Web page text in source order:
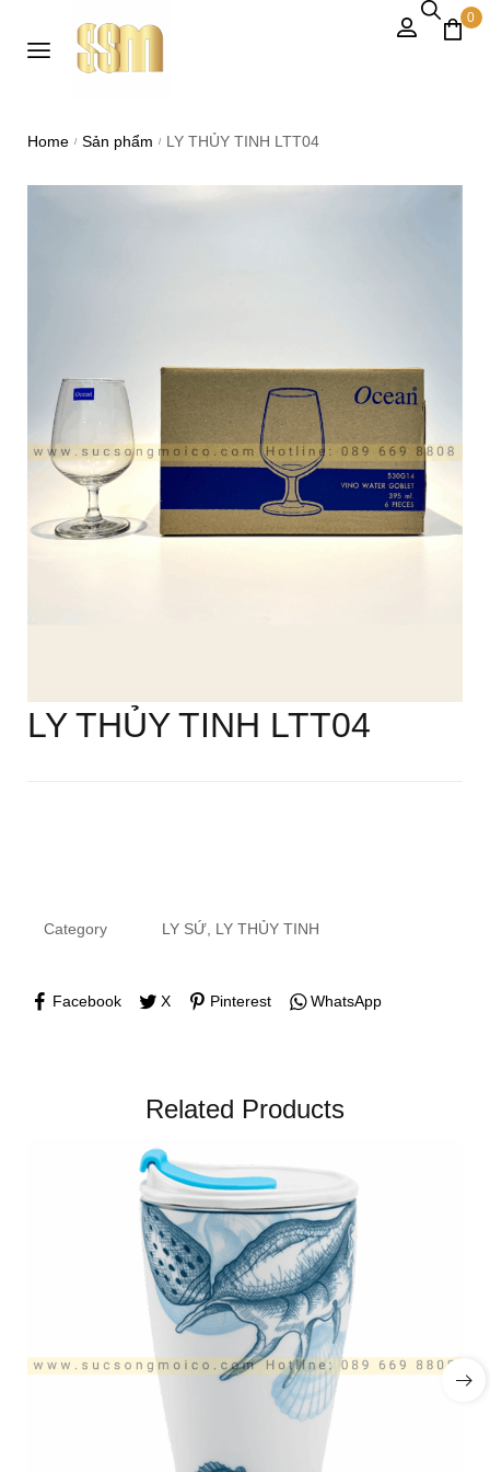
0
Home / Sản phẩm / LY THỦY TINH LTT04
LY THỦY TINH LTT04
Category LY SỨ, LY THỦY TINH
Facebook X Pinterest WhatsApp
Related Products